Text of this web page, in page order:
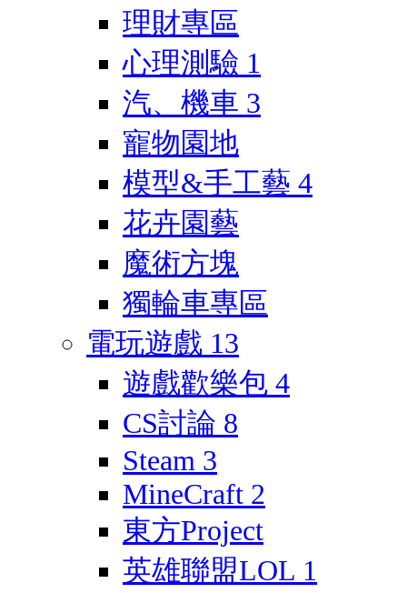
理財專區
心理測驗 1
汽、機車 3
寵物園地
模型&手工藝 4
花卉園藝
魔術方塊
獨輪車專區
電玩遊戲 13
遊戲歡樂包 4
CS討論 8
Steam 3
MineCraft 2
東方Project
英雄聯盟LOL 1